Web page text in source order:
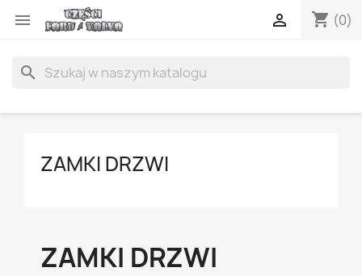
 shopping_cart (0)

search
ZAMKI DRZWI
ZAMKI DRZWI